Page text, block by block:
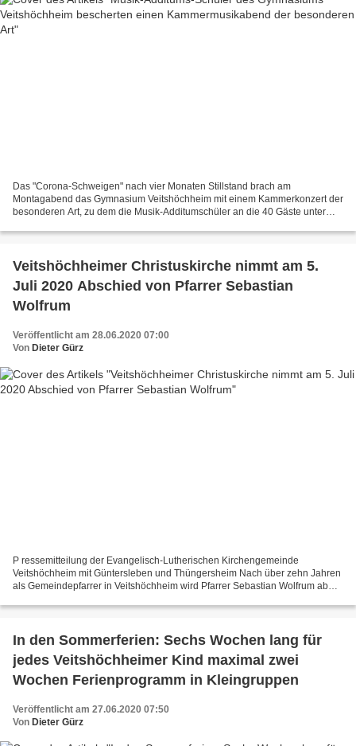
Das "Corona-Schweigen" nach vier Monaten Stillstand brach am
Montagabend das Gymnasium Veitshöchheim mit einem Kammerkonzert der
besonderen Art, zu dem die Musik-Additumschüler an die 40 Gäste unter
Veitshöchheimer Christuskirche nimmt am 5.
Juli 2020 Abschied von Pfarrer Sebastian
Wolfrum
Veröffentlicht am 28.06.2020 07:00
Von Dieter Gürz
P ressemitteilung der Evangelisch-Lutherischen Kirchengemeinde
Veitshöchheim mit Güntersleben und Thüngersheim Nach über zehn Jahren
als Gemeindepfarrer in Veitshöchheim wird Pfarrer Sebastian Wolfrum ab
In den Sommerferien: Sechs Wochen lang für
jedes Veitshöchheimer Kind maximal zwei
Wochen Ferienprogramm in Kleingruppen
Veröffentlicht am 27.06.2020 07:50
Von Dieter Gürz